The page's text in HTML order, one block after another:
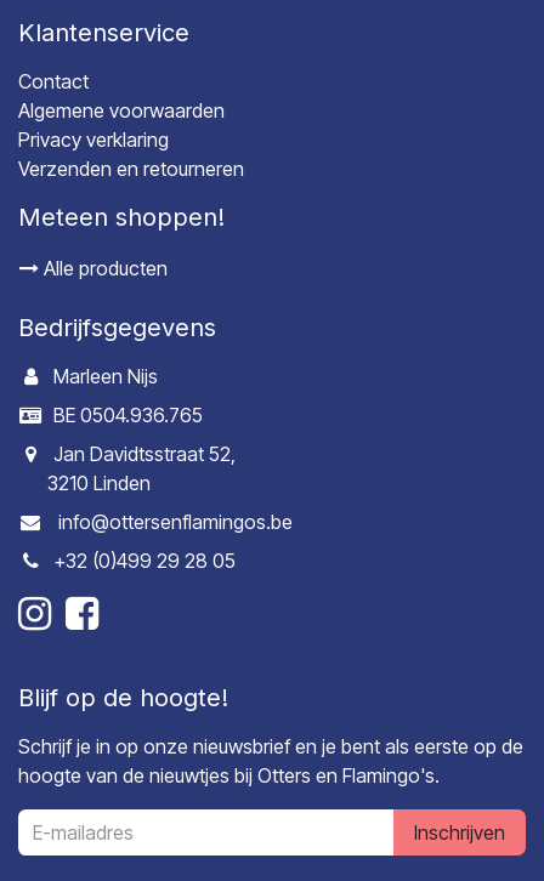
Klantenservice
Contact
Algemene voorwaarden
Privacy verklaring
Verzenden en retourneren
Meteen shoppen!
Alle producten
Bedrijfsgegevens
Marleen Nijs
BE 0504.936.765
Jan Davidtsstraat 52,
3210 Linden
info@ottersenflamingos.be
+32 (0)499 29 28 05
Blijf op de hoogte!
Schrijf je in op onze nieuwsbrief en je bent als eerste op de
hoogte van de nieuwtjes bij Otters en Flamingo's.
Inschrijven